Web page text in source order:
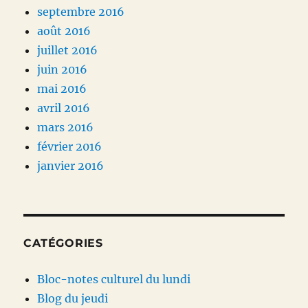
septembre 2016
août 2016
juillet 2016
juin 2016
mai 2016
avril 2016
mars 2016
février 2016
janvier 2016
CATÉGORIES
Bloc-notes culturel du lundi
Blog du jeudi